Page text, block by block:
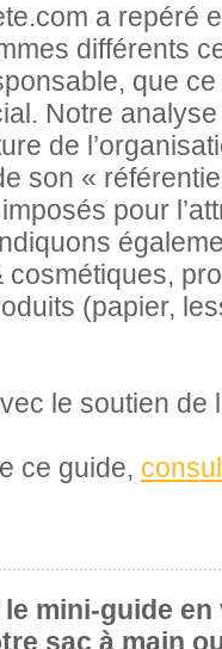
a repéré
différents
que ce
Notre
de
son «
pour
cosmétiques,
(papier,
le soutien de
ce guide,
mini-guide
sac à main